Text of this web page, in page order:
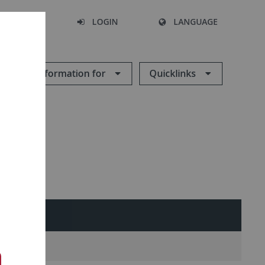
LOGIN LANGUAGE
Information for Quicklinks